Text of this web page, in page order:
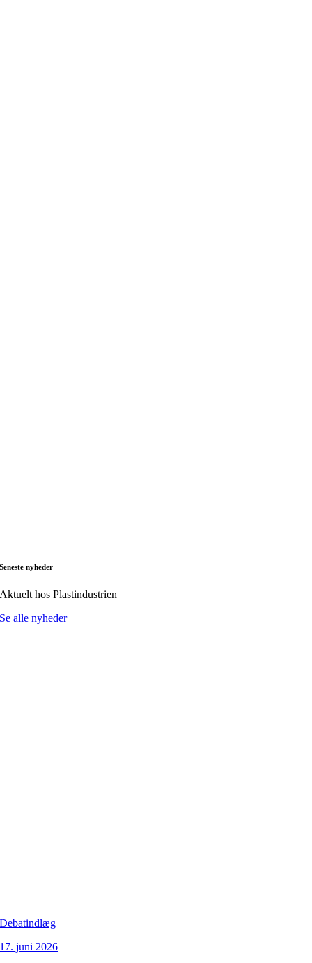
Seneste nyheder
Aktuelt hos Plastindustrien
Se alle nyheder
Debatindlæg
17. juni 2026